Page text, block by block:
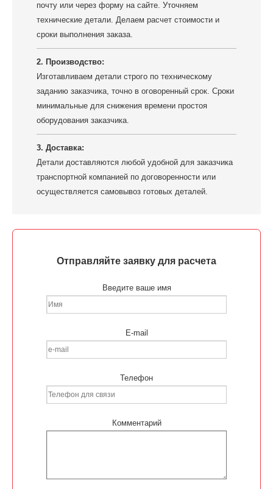
почту или через форму на сайте. Уточняем
технические детали. Делаем расчет стоимости и
сроки выполнения заказа.
2. Производство:
Изготавливаем детали строго по техническому
заданию заказчика, точно в оговоренный срок. Сроки
минимальные для снижения времени простоя
оборудования заказчика.
3. Доставка:
Детали доставляются любой удобной для заказчика
транспортной компанией по договоренности или
осуществляется самовывоз готовых деталей.
Отправляйте заявку для расчета
Введите ваше имя
E-mail
Телефон
Комментарий